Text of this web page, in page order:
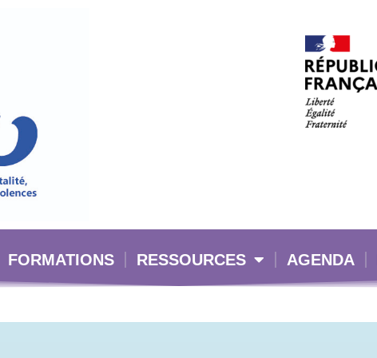
FORMATIONS RESSOURCES AGENDA